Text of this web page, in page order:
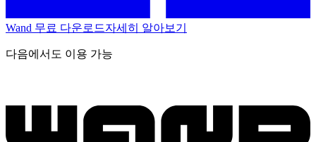
Wand 무료 다운로드자세히 알아보기
다음에서도 이용 가능